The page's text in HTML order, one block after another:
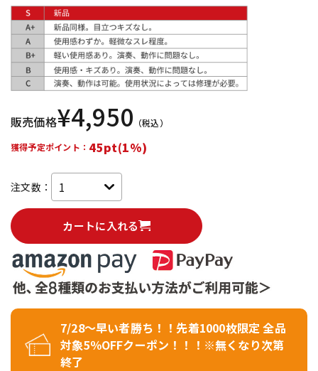
中古 ヴィンテージ
販売価格¥4,950 （税込）
獲得予定ポイント： 45pt(1%)
注文数：
カートに入れる
7/28～早い者勝ち！！先着1000枚限定 全品
対象5％OFFクーポン！！！※無くなり次第
終了